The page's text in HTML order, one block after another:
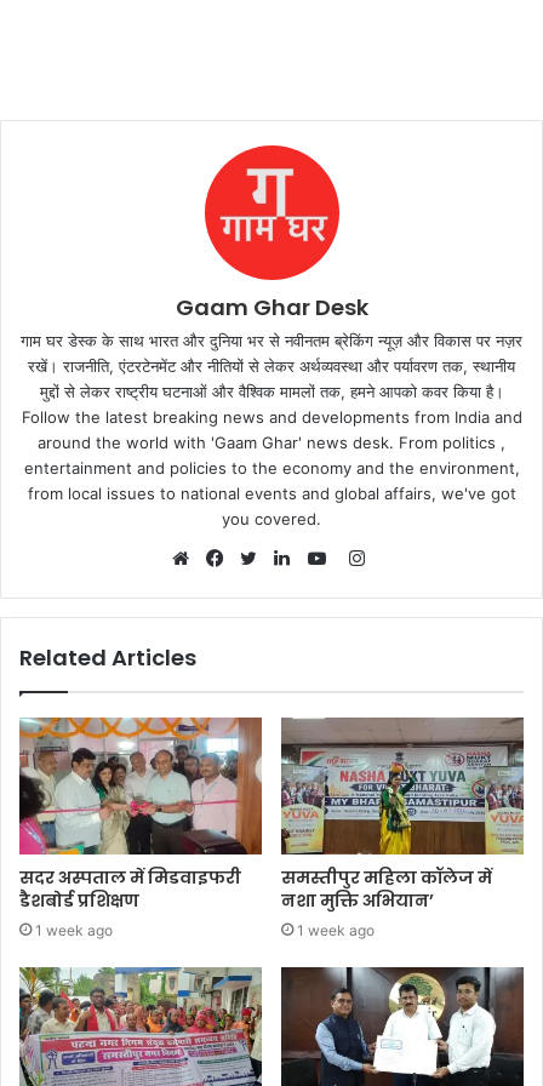
Gaam Ghar Desk
गाम घर डेस्क के साथ भारत और दुनिया भर से नवीनतम ब्रेकिंग न्यूज़ और विकास पर नज़र
रखें। राजनीति, एंटरटेनमेंट और नीतियों से लेकर अर्थव्यवस्था और पर्यावरण तक, स्थानीय
मुद्दों से लेकर राष्ट्रीय घटनाओं और वैश्विक मामलों तक, हमने आपको कवर किया है।
Follow the latest breaking news and developments from India and
around the world with 'Gaam Ghar' news desk. From politics ,
entertainment and policies to the economy and the environment,
from local issues to national events and global affairs, we've got
you covered.
Instagram
Related Articles
सदर अस्पताल में मिडवाइफरी
डैशबोर्ड प्रशिक्षण
1 week ago
समस्तीपुर महिला कॉलेज में
नशा मुक्ति अभियान’
1 week ago